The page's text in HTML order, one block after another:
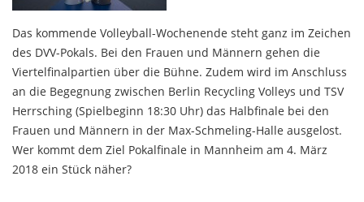
Das kommende Volleyball-Wochenende steht ganz im Zeichen
des DVV-Pokals. Bei den Frauen und Männern gehen die
Viertelfinalpartien über die Bühne. Zudem wird im Anschluss
an die Begegnung zwischen Berlin Recycling Volleys und TSV
Herrsching (Spielbeginn 18:30 Uhr) das Halbfinale bei den
Frauen und Männern in der Max-Schmeling-Halle ausgelost.
Wer kommt dem Ziel Pokalfinale in Mannheim am 4. März
2018 ein Stück näher?